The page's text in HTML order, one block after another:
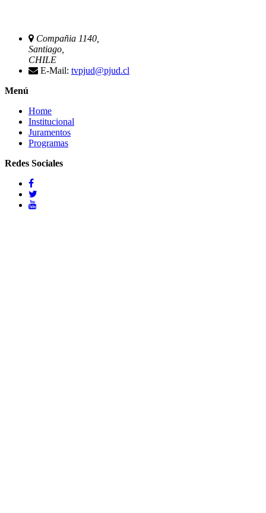
Compañia 1140,
Santiago,
CHILE
E-Mail: tvpjud@pjud.cl
Menú
Home
Institucional
Juramentos
Programas
Redes Sociales